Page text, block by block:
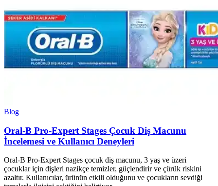
Blog
Oral-B Pro-Expert Stages Çocuk Diş Macunu
İncelemesi ve Kullanıcı Deneyleri
Oral-B Pro-Expert Stages çocuk diş macunu, 3 yaş ve üzeri
çocuklar için dişleri nazikçe temizler, güçlendirir ve çürük riskini
azaltır. Kullanıcılar, ürünün etkili olduğunu ve çocukların sevdiği